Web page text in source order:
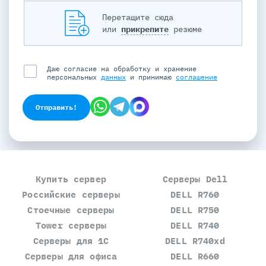
СЕРВЕР МОЛЛ :
Искренне благодарим вас за
тёплые слова и подробный отзыв
о вашем опыте работы в
компании! Мы рады, что вы
чувствуете атмосферу доверия и
цените профессионализм коллег и
через обучение и наставничество
— один из наших ключевых
приоритетов, и мы рады, что это
помогает вам и другим членам
команды эффективно развиваться.
Отдельное спасибо за упоминание
официального трудоустройства —
Перетащите сюда
или прикрепите резюме
Даю согласие на обработку и хранение
персональных данных и принимаю соглашение
Отправить!
Купить сервер
Российские серверы
Стоечные серверы
Tower серверы
Серверы для 1С
Серверы для офиса
Серверы Dell
DELL R760
DELL R750
DELL R740
DELL R740xd
DELL R660